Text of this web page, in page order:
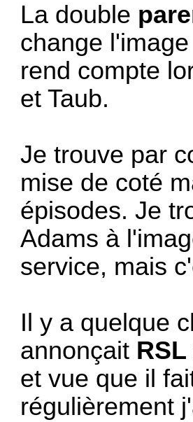
La double
change
rend compte
et Taub.
Je trouve par
mise de coté
épisodes. Je
Adams à
service, mais
Il y a quelque
annonçait
et vue que il
régulièrement